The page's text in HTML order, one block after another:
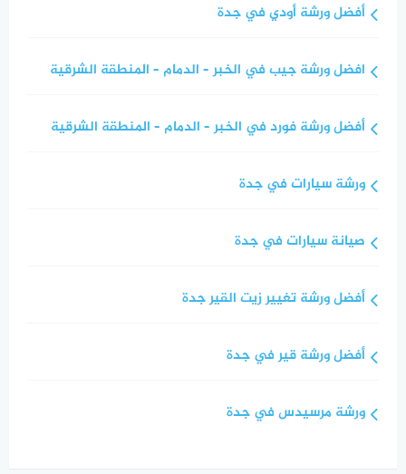
أفضل ورشة أودي في جدة
افضل ورشة جيب في الخبر – الدمام – المنطقة الشرقية
أفضل ورشة فورد في الخبر – الدمام – المنطقة الشرقية
ورشة سيارات في جدة
صيانة سيارات في جدة
أفضل ورشة تغيير زيت القير جدة
أفضل ورشة قير في جدة
ورشة مرسيدس في جدة